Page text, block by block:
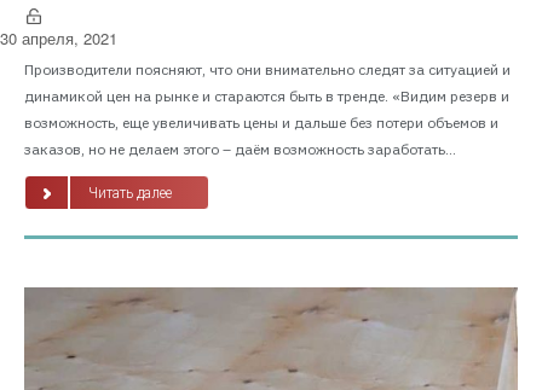
30 апреля, 2021
Производители поясняют, что они внимательно следят за ситуацией и
динамикой цен на рынке и стараются быть в тренде. «Видим резерв и
возможность, еще увеличивать цены и дальше без потери объемов и
заказов, но не делаем этого – даём возможность заработать...
Читать далее